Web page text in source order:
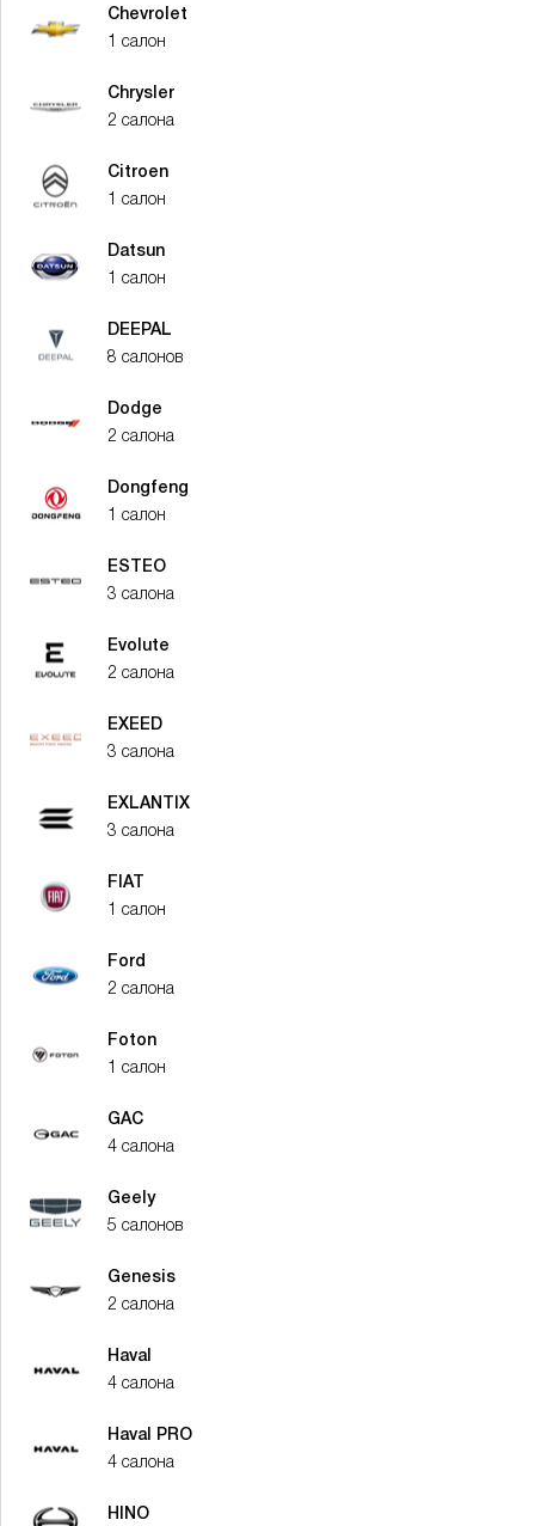
Chevrolet
1 салон
Chrysler
2 салона
Citroen
1 салон
Datsun
1 салон
DEEPAL
8 салонов
Dodge
2 салона
Dongfeng
1 салон
ESTEO
3 салона
Evolute
2 салона
EXEED
3 салона
EXLANTIX
3 салона
FIAT
1 салон
Ford
2 салона
Foton
1 салон
GAC
4 салона
Geely
5 салонов
Genesis
2 салона
Haval
4 салона
Haval PRO
4 салона
HINO